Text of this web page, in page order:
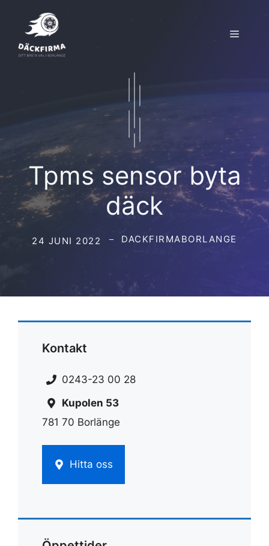
innehåll
Meny
Tpms sensor byta
däck
24 JUNI 2022 DACKFIRMABORLANGE
Kontakt
0243-23 00 28
Kupolen 53
781 70 Borlänge
Hitta oss